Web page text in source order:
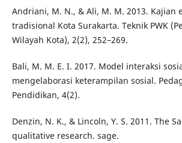
Andriani, M. N., & Ali, M. M. 2013. Kajian
tradisional Kota Surakarta. Teknik PWK
Wilayah Kota), 2(2), 252–269.
Bali, M. M. E. I. 2017. Model interaksi
mengelaborasi keterampilan sosial.
Pendidikan, 4(2).
Denzin, N. K., & Lincoln, Y. S. 2011. The
qualitative research. sage.